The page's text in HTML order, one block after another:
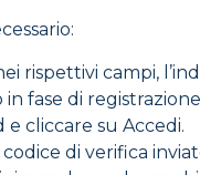
rispettivi campi,
fase di
e cliccare su Accedi.
di verifica